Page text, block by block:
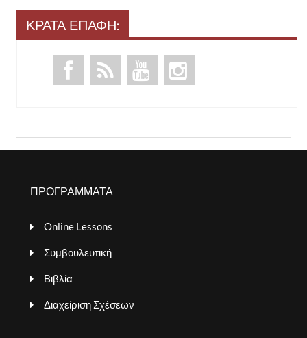
ΚΡΑΤΑ ΕΠΑΦΗ:
ΠΡΟΓΡΑΜΜΑΤΑ
Online Lessons
Συμβουλευτική
Βιβλία
Διαχείριση Σχέσεων